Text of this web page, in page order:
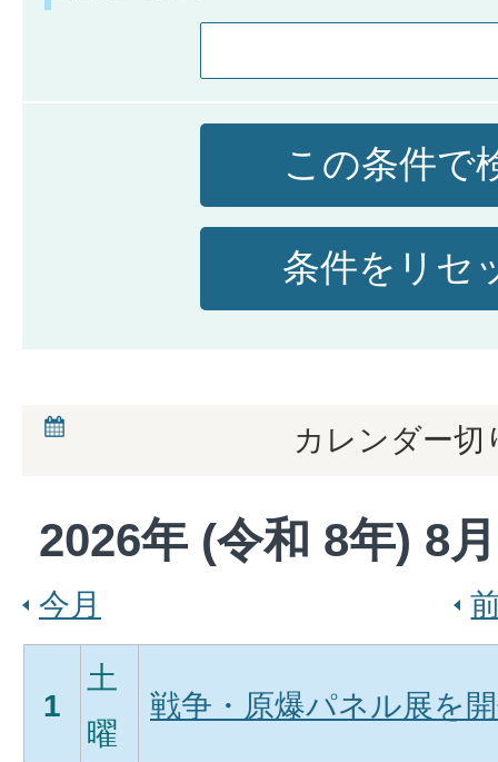
カレンダー切
2026年 (令和 8年) 8
今月
1
土
曜
戦争・原爆パネル展を